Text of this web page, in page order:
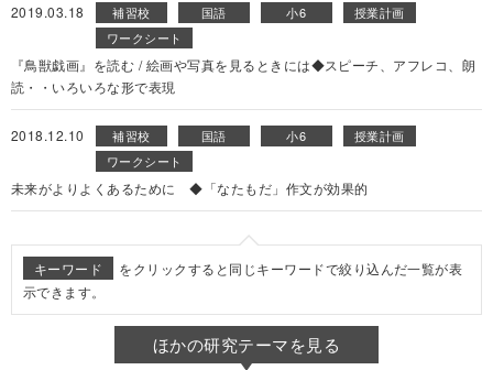
2019.03.18 補習校 国語 小6
授業計画
ワークシート
『鳥獣戯画』を読む / 絵画や写真を見るときには◆スピーチ、アフレコ、朗
読・・いろいろな形で表現
2018.12.10 補習校 国語 小6
授業計画
ワークシート
未来がよりよくあるために ◆「なたもだ」作文が効果的
キーワード
をクリックすると同じキーワードで絞り込んだ一覧が表
示できます。
ほかの研究テーマを見る